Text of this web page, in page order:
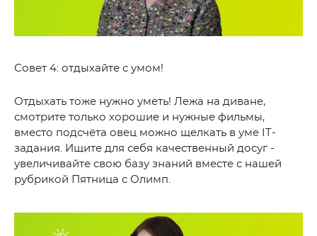
Совет 4: отдыхайте с умом!
Отдыхать тоже нужно уметь! Лежа на диване,
смотрите только хорошие и нужные фильмы,
вместо подсчёта овец можно щелкать в уме IT-
задания. Ищите для себя качественный досуг -
увеличивайте свою базу знаний вместе с нашей
рубрикой Пятница с Олимп.